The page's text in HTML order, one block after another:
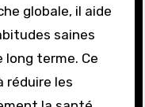
globale, il aide
saines
terme. Ce
réduire les